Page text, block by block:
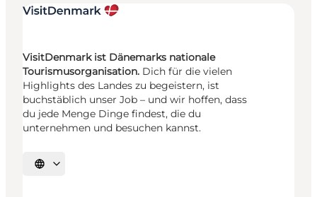
VisitDenmark ist Dänemarks nationale
Tourismusorganisation. Dich für die vielen
Highlights des Landes zu begeistern, ist
buchstäblich unser Job – und wir hoffen, dass
du jede Menge Dinge findest, die du
unternehmen und besuchen kannst.
Sprache auswählen